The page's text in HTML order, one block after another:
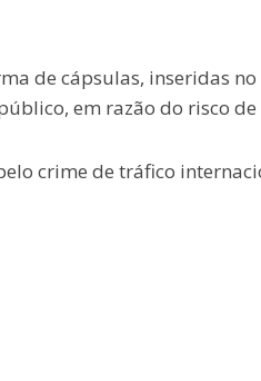
de cápsulas, inseridas
em razão do risco
crime de tráfico